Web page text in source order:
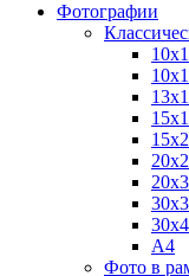
Фотографии
А4
Фото в